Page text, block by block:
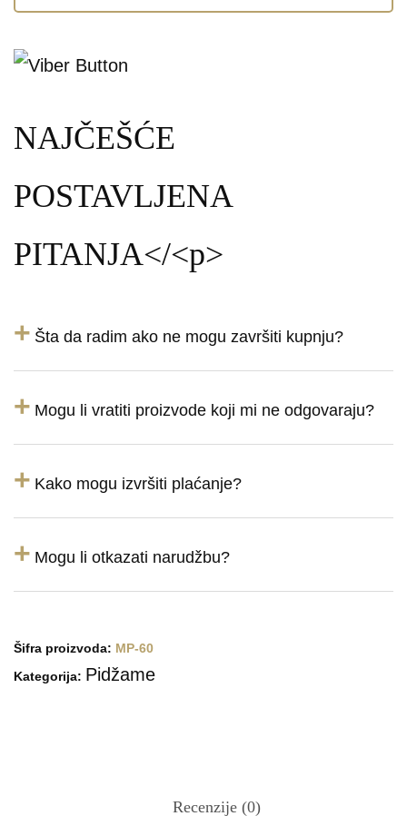
NAJČEŠĆE
POSTAVLJENA
PITANJA</<p>
+ Šta da radim ako ne mogu završiti kupnju?
+ Mogu li vratiti proizvode koji mi ne odgovaraju?
+ Kako mogu izvršiti plaćanje?
+ Mogu li otkazati narudžbu?
Šifra proizvoda: MP-60
Kategorija: Pidžame
Recenzije (0)